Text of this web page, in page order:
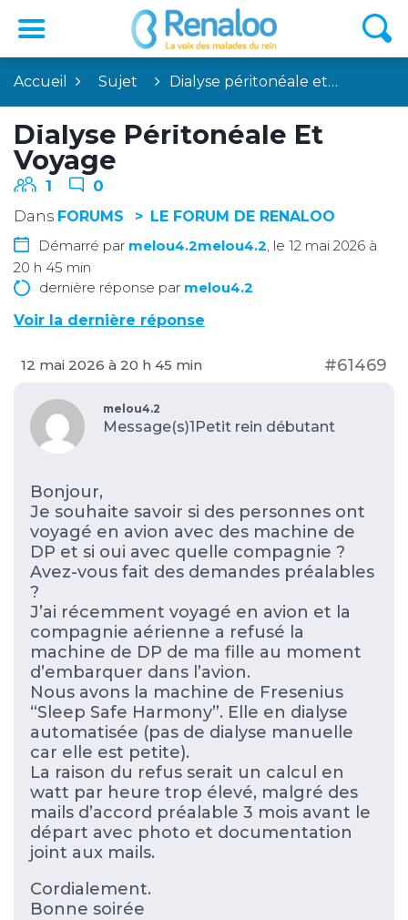
Accueil Sujet Dialyse péritonéale et…
Dialyse Péritonéale Et
Voyage
1 0
Dans FORUMS
LE FORUM DE RENALOO
Démarré par melou4.2melou4.2 , le 12 mai 2026 à
20 h 45 min
dernière réponse par melou4.2
Voir la dernière réponse
12 mai 2026 à 20 h 45 min #61469
melou4.2
Message(s)1Petit rein débutant
Bonjour,
Je souhaite savoir si des personnes ont
voyagé en avion avec des machine de
DP et si oui avec quelle compagnie ?
Avez-vous fait des demandes préalables
?
J’ai récemment voyagé en avion et la
compagnie aérienne a refusé la
machine de DP de ma fille au moment
d’embarquer dans l’avion.
Nous avons la machine de Fresenius
“Sleep Safe Harmony”. Elle en dialyse
automatisée (pas de dialyse manuelle
car elle est petite).
La raison du refus serait un calcul en
watt par heure trop élevé, malgré des
mails d’accord préalable 3 mois avant le
départ avec photo et documentation
joint aux mails.
Cordialement.
Bonne soirée